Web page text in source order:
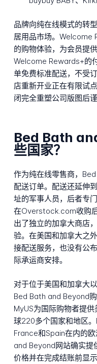
品牌向纯在线模式的转
居用品市场。Welcome
的购物体验，为会员提
Welcome Rewards+的
单免费标准配送，不受
店重新开业正在有限试
闭完全重塑公司版图后
Bed Bath
些国家？
作为纯在线零售商，
配送订单。配送还延伸
址的军事人员，后者专
在Overstock.com收购
出了独立的加拿大商店
验。在美国和加拿大之
接配送服务，也没有公
际承运商安排。
对于位于美国和加拿大
Bed Bath and Beyond
MyUS为国际购物者提
球220多个国家和地区
France和Spain在内的
and Beyond网站确实提
价格并在完成结账前显